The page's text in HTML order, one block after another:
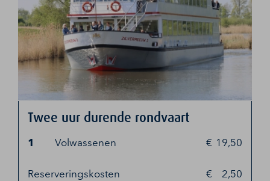
Twee uur durende rondvaart
1 Volwassenen 19,50
Reserveringskosten 2,50